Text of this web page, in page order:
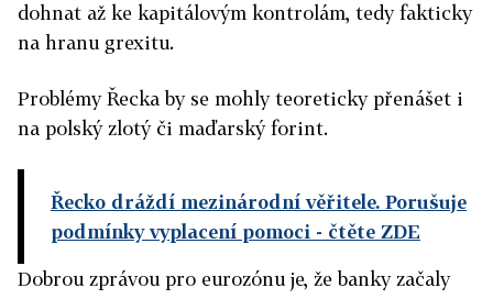
dohnat až ke kapitálovým kontrolám, tedy fakticky
na hranu grexitu.
Problémy Řecka by se mohly teoreticky přenášet i
na polský zlotý či maďarský forint.
Řecko dráždí mezinárodní věřitele. Porušuje
podmínky vyplacení pomoci - čtěte ZDE
Dobrou zprávou pro eurozónu je, že banky začaly